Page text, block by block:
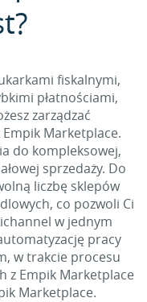
fiskalnymi,
płatnościami,
zarządzać
Marketplace.
do kompleksowej,
sprzedaży. Do
liczbę sklepów
co pozwoli Ci
w jednym
pracy
w trakcie procesu
z Empik Marketplace
Marketplace.